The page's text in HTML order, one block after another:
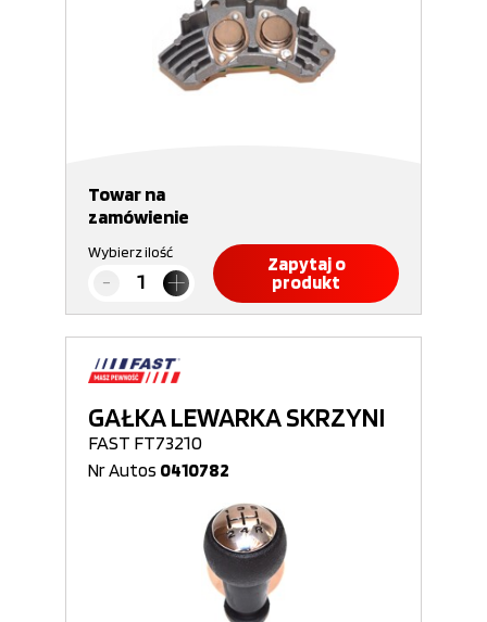
Towar na
zamówienie
Wybierz ilość
Zapytaj o
produkt
GAŁKA LEWARKA SKRZYNI
FAST FT73210
Nr Autos 0410782